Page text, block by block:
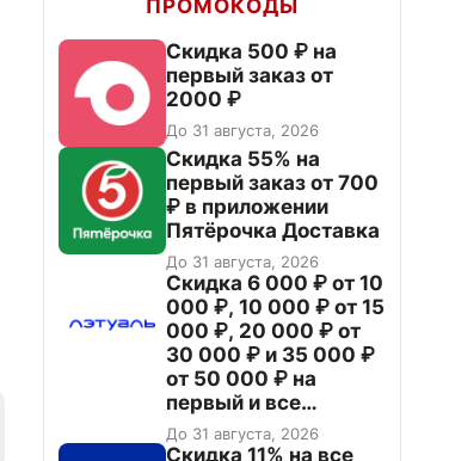
ПРОМОКОДЫ
Скидка 500 ₽ на
первый заказ от
2000 ₽
До 31 августа, 2026
Скидка 55% на
первый заказ от 700
₽ в приложении
Пятёрочка Доставка
До 31 августа, 2026
Скидка 6 000 ₽ от 10
000 ₽, 10 000 ₽ от 15
000 ₽, 20 000 ₽ от
30 000 ₽ и 35 000 ₽
от 50 000 ₽ на
первый и все
повторные заказы по
промокоду НАБЕРИ
До 31 августа, 2026
Скидка 11% на все